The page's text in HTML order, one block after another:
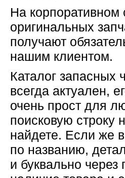
На корпоративном
оригинальных
получают
нашим клиентом.
Каталог запасных
всегда актуален,
очень прост для
поисковую строку
найдете. Если же
по названию,
и буквально